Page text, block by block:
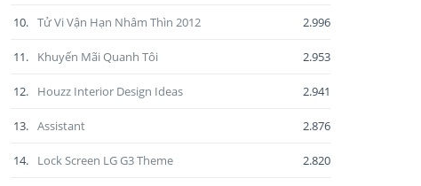
10. Tử Vi Vận Hạn Nhâm Thìn 2012 2.996
11. Khuyến Mãi Quanh Tôi 2.953
12. Houzz Interior Design Ideas 2.941
13. Assistant 2.876
14. Lock Screen LG G3 Theme 2.820